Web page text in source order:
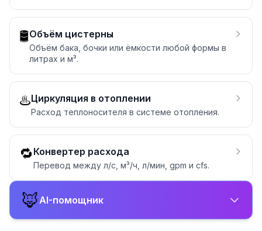
🛢️Объём цистерны
Объём бака, бочки или ёмкости любой формы в
литрах и м³.
♨️Циркуляция в отоплении
Расход теплоносителя в системе отопления.
🔁 Конвертер расхода
Перевод между л/с, м³/ч, л/мин, gpm и cfs.
🦊AI-помощник